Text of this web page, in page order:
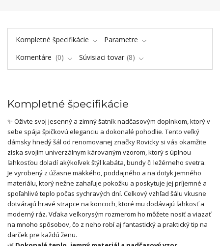
Kompletné špecifikácie
Parametre
Komentáre
0 Súvisiaci tovar 8
Kompletné špecifikácie
✨ Oživte svoj jesenný a zimný šatník nadčasovým doplnkom, ktorý v
sebe spája špičkovú eleganciu a dokonalé pohodlie. Tento veľký
dámsky hnedý šál od renomovanej značky Rovicky si vás okamžite
získa svojím univerzálnym károvaným vzorom, ktorý s úplnou
ľahkosťou doladí akýkoľvek štýl kabáta, bundy či ležérneho svetra.
Je vyrobený z úžasne mäkkého, poddajného a na dotyk jemného
materiálu, ktorý nežne zahaľuje pokožku a poskytuje jej príjemné a
spoľahlivé teplo počas sychravých dní. Celkový vzhľad šálu vkusne
dotvárajú hravé strapce na koncoch, ktoré mu dodávajú ľahkosť a
moderný ráz. Vďaka veľkorysým rozmerom ho môžete nosiť a viazať
na mnoho spôsobov, čo z neho robí aj fantastický a praktický tip na
darček pre každú ženu.